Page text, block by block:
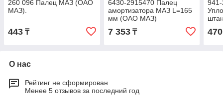
260 096 Палец МАЗ (ОАО
МАЗ).
443 ₸
6430-2915470 Палец
амортизатора МАЗ L=165
мм (ОАО МАЗ)
7 353₸ 470
О нас
Рейтинг не сформирован
Менее 5 отзывов за последний год